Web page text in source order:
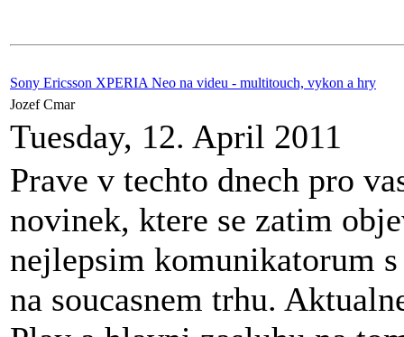
Sony Ericsson XPERIA Neo na videu - multitouch, vykon a hry
Jozef Cmar
Tuesday, 12. April 2011
Prave v techto dnech pro
novinek, ktere se zatim
nejlepsim komunikatorum
na soucasnem trhu.